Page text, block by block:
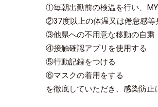
①毎朝出勤前の検温を行い、
②37度以上の体温又は倦怠感等
③他県への不用意な移動の自
④接触確認アプリを使用する
⑤行動記録をつける
⑥マスクの着用をする
を徹底していただき、感染防止